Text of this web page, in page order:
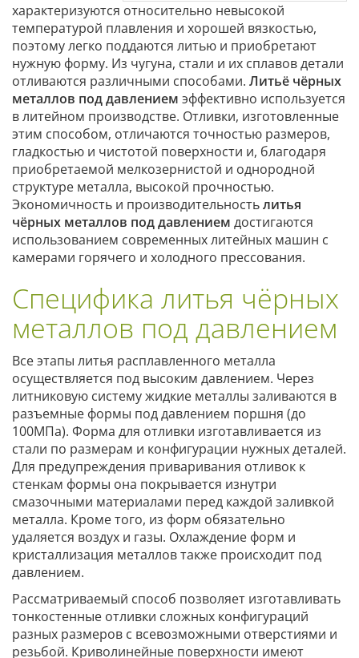
характеризуются относительно невысокой
температурой плавления и хорошей вязкостью,
поэтому легко поддаются литью и приобретают
нужную форму. Из чугуна, стали и их сплавов детали
отливаются различными способами. Литьё чёрных
металлов под давлением эффективно используется
в литейном производстве. Отливки, изготовленные
этим способом, отличаются точностью размеров,
гладкостью и чистотой поверхности и, благодаря
приобретаемой мелкозернистой и однородной
структуре металла, высокой прочностью.
Экономичность и производительностьлитья
чёрных металлов под давлением достигаются
использованием современных литейных машин с
камерами горячего и холодного прессования.
Специфика литья чёрных
металлов под давлением
Все этапы литья расплавленного металла
осуществляется под высоким давлением. Через
литниковую систему жидкие металлы заливаются в
разъемные формы под давлением поршня (до
100МПа). Форма для отливки изготавливается из
стали по размерам и конфигурации нужных деталей.
Для предупреждения приваривания отливок к
стенкам формы она покрывается изнутри
смазочными материалами перед каждой заливкой
металла. Кроме того, из форм обязательно
удаляется воздух и газы. Охлаждение форм и
кристаллизация металлов также происходит под
давлением.
Рассматриваемый способ позволяет изготавливать
тонкостенные отливки сложных конфигураций
разных размеров с всевозможными отверстиями и
резьбой. Криволинейные поверхности имеют